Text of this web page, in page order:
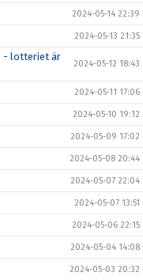
2024-05-14 22:39
2024-05-13 21:35
- lotteriet är
2024-05-12 18:43
2024-05-11 17:06
2024-05-10 19:12
2024-05-09 17:02
2024-05-08 20:44
2024-05-07 22:04
2024-05-07 13:51
2024-05-06 22:15
2024-05-04 14:08
2024-05-03 20:32